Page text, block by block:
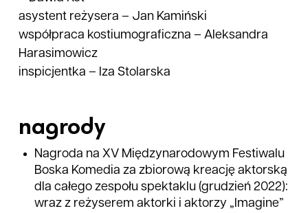
asystent reżysera – Jan Kamiński
współpraca kostiumograficzna – Aleksandra
Harasimowicz
inspicjentka – Iza Stolarska
nagrody
Nagroda na XV Międzynarodowym Festiwalu
Boska Komedia za zbiorową kreację aktorską
dla całego zespołu spektaklu (grudzień 2022):
wraz z reżyserem aktorki i aktorzy „Imagine”